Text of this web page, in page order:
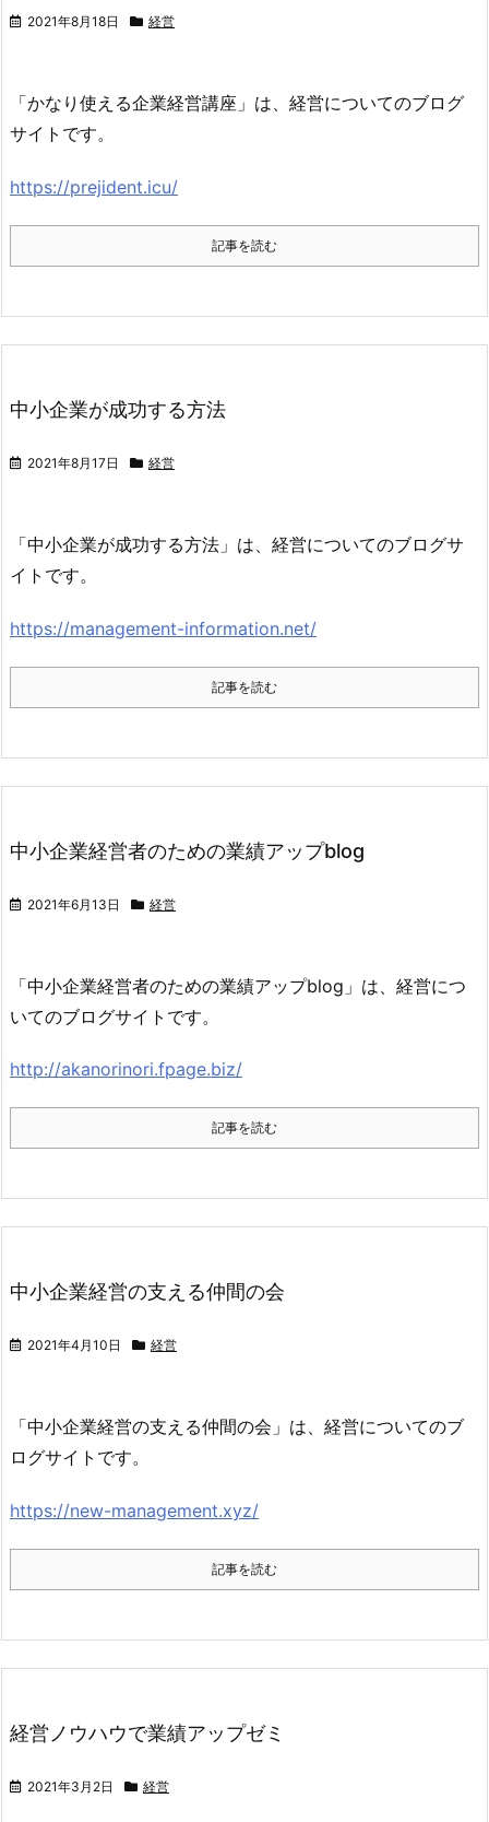
2021年8月18日 経営
「かなり使える企業経営講座」は、経営についてのブログ
サイトです。
https://prejident.icu/
記事を読む
中小企業が成功する方法
2021年8月17日 経営
「中小企業が成功する方法」は、経営についてのブログサ
イトです。
https://management-information.net/
記事を読む
中小企業経営者のための業績アップblog
2021年6月13日 経営
「中小企業経営者のための業績アップblog」は、経営につ
いてのブログサイトです。
http://akanorinori.fpage.biz/
記事を読む
中小企業経営の支える仲間の会
2021年4月10日 経営
「中小企業経営の支える仲間の会」は、経営についてのブ
ログサイトです。
https://new-management.xyz/
記事を読む
経営ノウハウで業績アップゼミ
2021年3月2日 経営